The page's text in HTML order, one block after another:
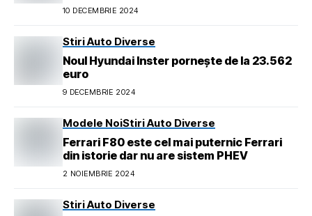
10 DECEMBRIE 2024
Stiri Auto Diverse
Noul Hyundai Inster pornește de la 23.562
euro
9 DECEMBRIE 2024
Modele NoiStiri Auto Diverse
Ferrari F80 este cel mai puternic Ferrari
din istorie dar nu are sistem PHEV
2 NOIEMBRIE 2024
Stiri Auto Diverse